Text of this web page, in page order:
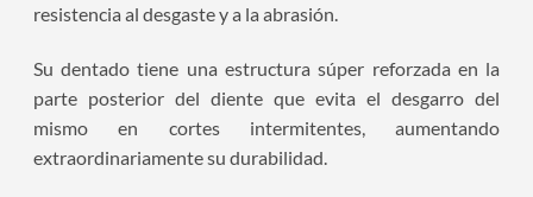
resistencia al desgaste y a la abrasión.
Su dentado tiene una estructura súper reforzada en la
parte posterior del diente que evita el desgarro del
mismo en cortes intermitentes, aumentando
extraordinariamente su durabilidad.